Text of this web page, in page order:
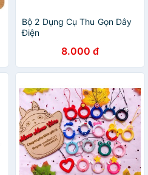
Bộ 2 Dụng Cụ Thu Gọn Dây
Điện
8.000 đ